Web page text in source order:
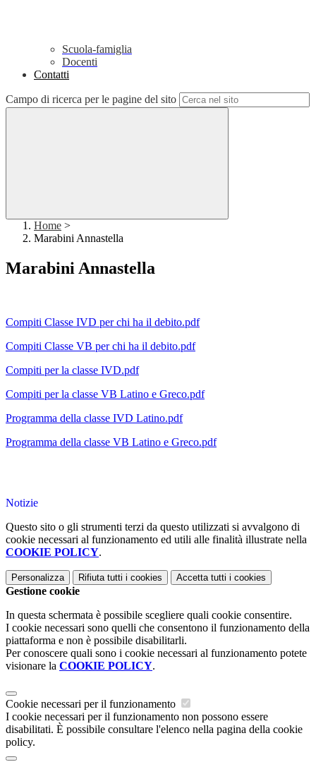
Scuola-famiglia
Docenti
Contatti
Campo di ricerca per le pagine del sito
Home >
Marabini Annastella
Marabini Annastella
Compiti Classe IVD per chi ha il debito.pdf
Compiti Classe VB per chi ha il debito.pdf
Compiti per la classe IVD.pdf
Compiti per la classe VB Latino e Greco.pdf
Programma della classe IVD Latino.pdf
Programma della classe VB Latino e Greco.pdf
Notizie
Questo sito o gli strumenti terzi da questo utilizzati si avvalgono di
cookie necessari al funzionamento ed utili alle finalità illustrate nella
COOKIE POLICY.
Personalizza Rifiuta tutti i cookies Accetta tutti i cookies
Gestione cookie
In questa schermata è possibile scegliere quali cookie consentire.
I cookie necessari sono quelli che consentono il funzionamento della
piattaforma e non è possibile disabilitarli.
Per conoscere quali sono i cookie necessari al funzionamento potete
visionare la COOKIE POLICY.
Cookie necessari per il funzionamento
I cookie necessari per il funzionamento non possono essere
disabilitati. È possibile consultare l'elenco nella pagina della cookie
policy.